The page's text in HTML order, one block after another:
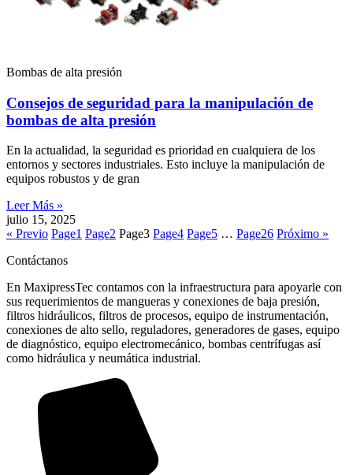
Bombas de alta presión
Consejos de seguridad para la manipulación de
bombas de alta presión
En la actualidad, la seguridad es prioridad en cualquiera de los
entornos y sectores industriales. Esto incluye la manipulación de
equipos robustos y de gran
Leer Más »
julio 15, 2025
« Previo Page1 Page2 Page3 Page4 Page5 … Page26 Próximo »
Contáctanos
En MaxipressTec contamos con la infraestructura para apoyarle con
sus requerimientos de mangueras y conexiones de baja presión,
filtros hidráulicos, filtros de procesos, equipo de instrumentación,
conexiones de alto sello, reguladores, generadores de gases, equipo
de diagnóstico, equipo electromecánico, bombas centrífugas así
como hidráulica y neumática industrial.